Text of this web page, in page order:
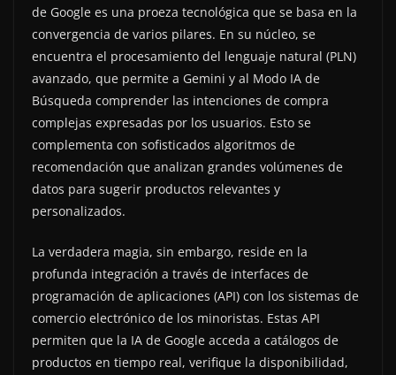
de Google es una proeza tecnológica que se basa en la
convergencia de varios pilares. En su núcleo, se
encuentra el procesamiento del lenguaje natural (PLN)
avanzado, que permite a Gemini y al Modo IA de
Búsqueda comprender las intenciones de compra
complejas expresadas por los usuarios. Esto se
complementa con sofisticados algoritmos de
recomendación que analizan grandes volúmenes de
datos para sugerir productos relevantes y
personalizados.
La verdadera magia, sin embargo, reside en la
profunda integración a través de interfaces de
programación de aplicaciones (API) con los sistemas de
comercio electrónico de los minoristas. Estas API
permiten que la IA de Google acceda a catálogos de
productos en tiempo real, verifique la disponibilidad,